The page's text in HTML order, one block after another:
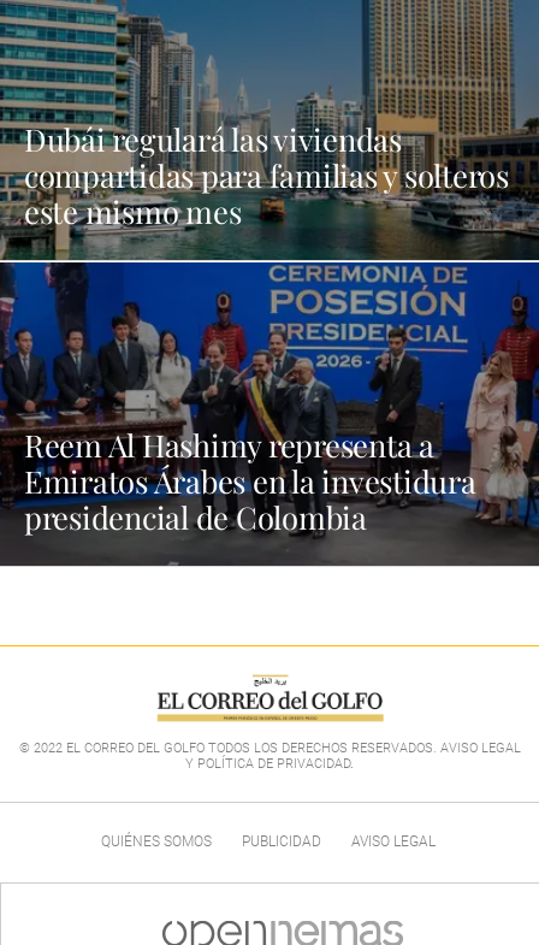
Dubái regulará las viviendas
compartidas para familias y solteros
este mismo mes
Reem Al Hashimy representa a
Emiratos Árabes en la investidura
presidencial de Colombia
© 2022 EL CORREO DEL GOLFO TODOS LOS DERECHOS RESERVADOS. AVISO LEGAL
Y POLÍTICA DE PRIVACIDAD.
QUIÉNES SOMOS PUBLICIDAD AVISO LEGAL